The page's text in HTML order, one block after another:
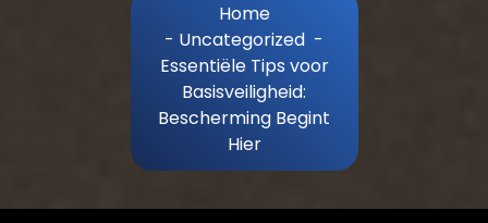
Home
- Uncategorized -
Essentiële Tips voor
Basisveiligheid:
Bescherming Begint
Hier